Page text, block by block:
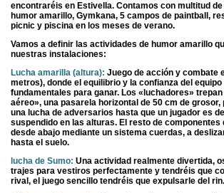
encontraréis en Estivella. Contamos con multitud
humor amarillo, Gymkana, 5 campos de paintball,
picnic y piscina en los meses de verano.
Vamos a definir las actividades de humor amarillo
nuestras instalaciones:
Lucha amarilla (altura): Juego de acción y combate
metros), donde el equilibrio y la confianza del
fundamentales para ganar. Los «luchadores»
aéreo», una pasarela horizontal de 50 cm de grosor,
una lucha de adversarios hasta que un jugador es
suspendido en las alturas. El resto de componentes
desde abajo mediante un sistema cuerdas, a
hasta el suelo.
lucha de Sumo: Una actividad realmente divertida,
trajes para vestiros perfectamente y tendréis que
rival, el juego sencillo tendréis que expulsarle del rin.